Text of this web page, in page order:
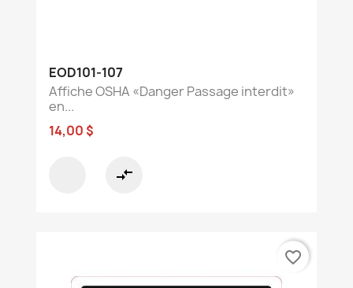
EOD101-107
Affiche OSHA «Danger Passage interdit»
en...
14,00 $
compare_arrows
favorite_border